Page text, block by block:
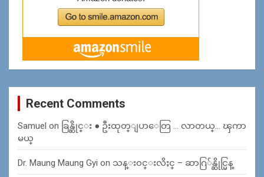
Recent Comments
Samuel on ခြန္ဆိုင္း ● ဦးထုတ္ျပာေတြ … လာတယ္… ၾကာ
မယ္
Dr. Maung Maung Gyi on သန္း၀င္းလိႈင္ – ဆာဂြ်န္ဆိုင္မြန္